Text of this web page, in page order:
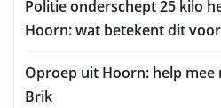
Politie onderschept 25 kilo
Hoorn: wat betekent dit
Oproep uit Hoorn: help
Brik